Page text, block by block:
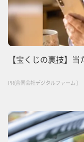
【宝くじの裏技】
PR(合同会社デジタルファーム )